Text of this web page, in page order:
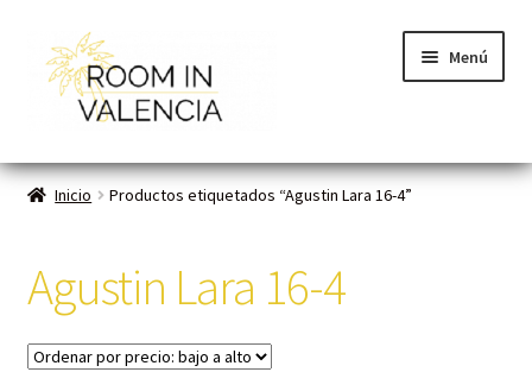
Menú
Inicio
Cómo funciona
Contacto
Inicio Productos etiquetados “Agustin Lara 16-4”
Agustin Lara 16-4